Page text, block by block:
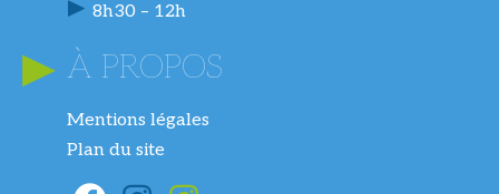
8h30 – 12h
À PROPOS
Mentions légales
Plan du site